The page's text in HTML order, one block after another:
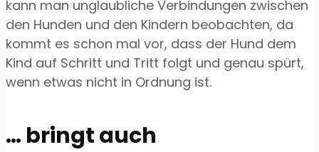
kann man unglaubliche Verbindungen zwischen
den Hunden und den Kindern beobachten, da
kommt es schon mal vor, dass der Hund dem
Kind auf Schritt und Tritt folgt und genau spürt,
wenn etwas nicht in Ordnung ist.
… bringt auch